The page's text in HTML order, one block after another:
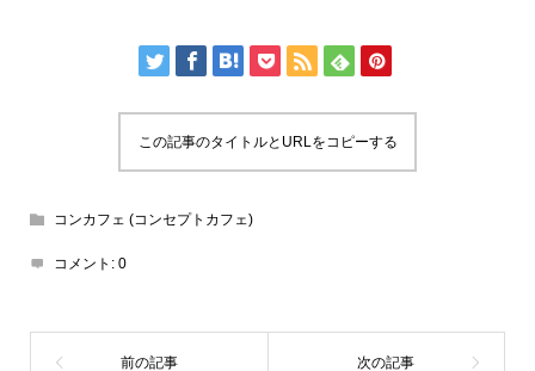
この記事のタイトルとURLをコピーする
コンカフェ (コンセプトカフェ)
コメント: 0